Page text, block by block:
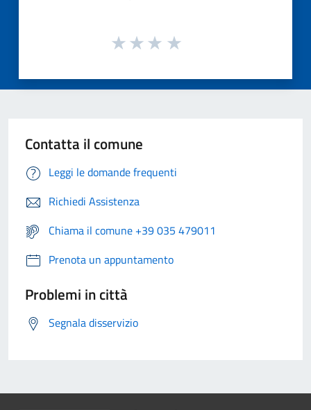
Contatta il comune
Leggi le domande frequenti
Richiedi Assistenza
Chiama il comune +39 035 479011
Prenota un appuntamento
Problemi in città
Segnala disservizio